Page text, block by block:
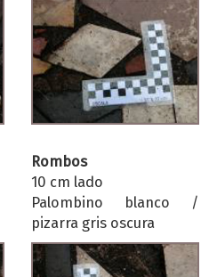
Rombos
10 cm lado
Palombino blanco /
pizarra gris oscura